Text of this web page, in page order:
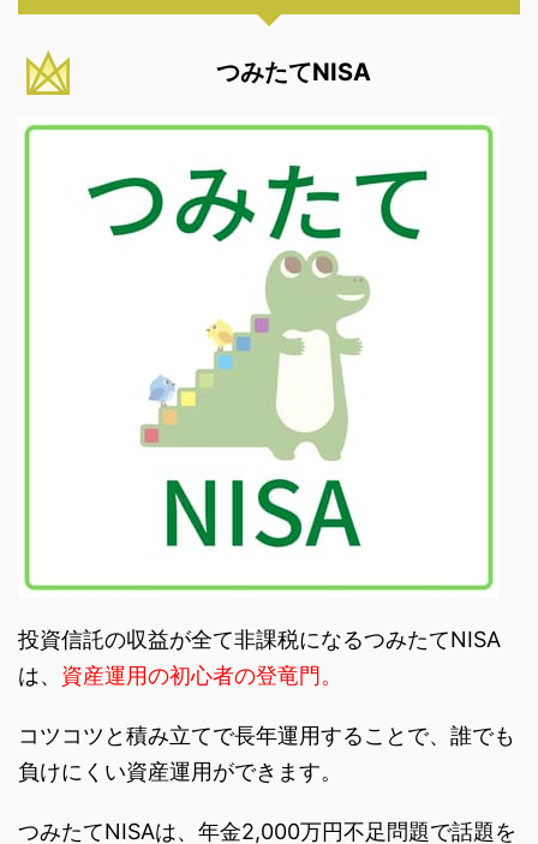
つみたてNISA
投資信託の収益が全て非課税になるつみたてNISA
は、 資産運用の初心者の登竜門。
コツコツと積み立てで長年運用することで、誰でも
負けにくい資産運用ができます。
つみたてNISAは、年金2,000万円不足問題で話題を